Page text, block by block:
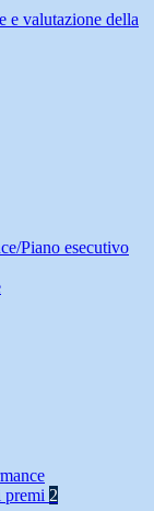
e valutazione della
Piano esecutivo
premi 2